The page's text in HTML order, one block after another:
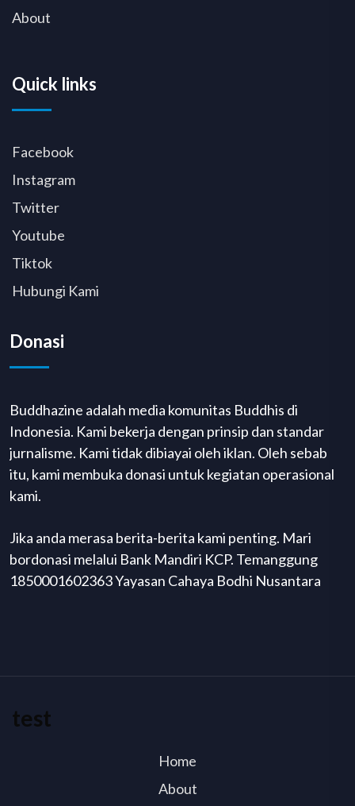
About
Quick links
Facebook
Instagram
Twitter
Youtube
Tiktok
Hubungi Kami
Donasi
Buddhazine adalah media komunitas Buddhis di
Indonesia. Kami bekerja dengan prinsip dan standar
jurnalisme. Kami tidak dibiayai oleh iklan. Oleh sebab
itu, kami membuka donasi untuk kegiatan operasional
kami.
Jika anda merasa berita-berita kami penting. Mari
bordonasi melalui Bank Mandiri KCP. Temanggung
1850001602363 Yayasan Cahaya Bodhi Nusantara
test
Home
About